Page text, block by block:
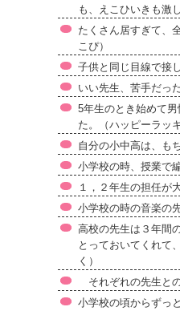
も、えこひいきも激
たくさん居すぎて、
こぴ）
子供と同じ目線で接
いい先生、苦手だっ
5年生のとき始めて
た。（ハッピーラッキ
自分の小中高は、も
小学校の時、授業で
１，２年生の担任が
小学校の時の音楽の
高校の先生は３年間
とっておいてくれて
く）
それぞれの先生と
小学校の頃からずっ